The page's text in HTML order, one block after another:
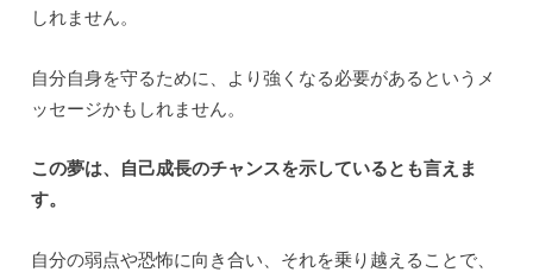
しれません。
自分自身を守るために、より強くなる必要があるというメ
ッセージかもしれません。
この夢は、自己成長のチャンスを示しているとも言えま
す。
自分の弱点や恐怖に向き合い、それを乗り越えることで、